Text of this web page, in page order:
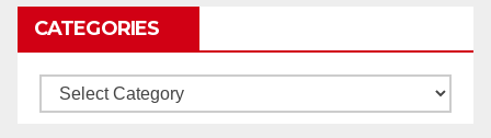
CATEGORIES
Categories